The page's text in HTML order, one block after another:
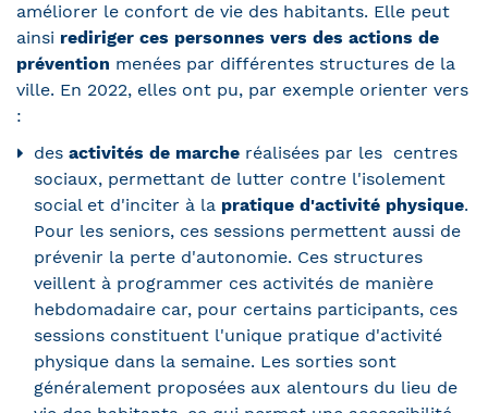
améliorer le confort de vie des habitants. Elle peut
ainsi rediriger ces personnes vers des actions de
prévention menées par différentes structures de la
ville. En 2022, elles ont pu, par exemple orienter vers
:
des activités de marche réalisées par les centres
sociaux, permettant de lutter contre l'isolement
social et d'inciter à la pratique d'activité physique.
Pour les seniors, ces sessions permettent aussi de
prévenir la perte d'autonomie. Ces structures
veillent à programmer ces activités de manière
hebdomadaire car, pour certains participants, ces
sessions constituent l'unique pratique d'activité
physique dans la semaine. Les sorties sont
généralement proposées aux alentours du lieu de